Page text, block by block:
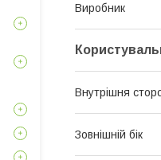
Виробник
Внутрішня
Зовнішній бік